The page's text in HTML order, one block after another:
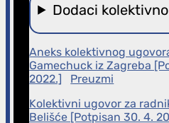
Dodaci
Aneks kolektivnog
Gamechuck iz Zagreba
2022.]
Preuzmi
Kolektivni ugovor za
Belišće [Potpisan 30. 4.